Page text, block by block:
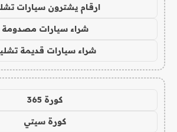
ارقام يشترون سيارات
شراء سيارات مصدومة
شراء سيارات قديمة
كورة 365
كورة سيتي